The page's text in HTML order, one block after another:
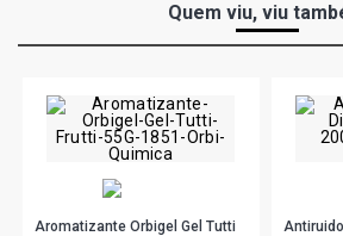
Quem viu, viu
Aromatizante Orbigel Gel Tutti